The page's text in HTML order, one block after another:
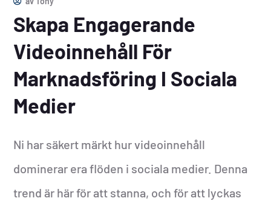
Skapa Engagerande
Videoinnehåll För
Marknadsföring I Sociala
Medier
Ni har säkert märkt hur videoinnehåll
dominerar era flöden i sociala medier. Denna
trend är här för att stanna, och för att lyckas